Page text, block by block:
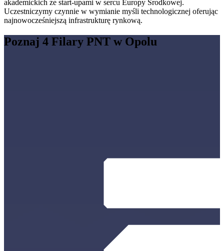
akademickich ze start-upami w sercu Europy Środkowej.
Uczestniczymy czynnie w wymianie myśli technologicznej oferując
najnowocześniejszą infrastrukturę rynkową.
Poznaj 4 Filary PNT w Opolu